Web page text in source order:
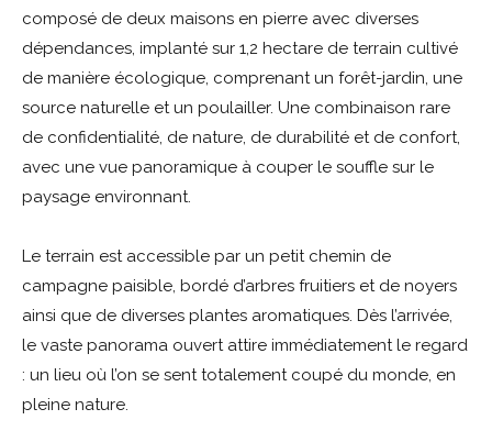
composé de deux maisons en pierre avec diverses
dépendances, implanté sur 1,2 hectare de terrain cultivé
de manière écologique, comprenant un forêt-jardin, une
source naturelle et un poulailler. Une combinaison rare
de confidentialité, de nature, de durabilité et de confort,
avec une vue panoramique à couper le souffle sur le
paysage environnant.
Le terrain est accessible par un petit chemin de
campagne paisible, bordé d’arbres fruitiers et de noyers
ainsi que de diverses plantes aromatiques. Dès l’arrivée,
le vaste panorama ouvert attire immédiatement le regard
: un lieu où l’on se sent totalement coupé du monde, en
pleine nature.